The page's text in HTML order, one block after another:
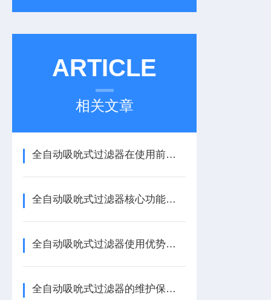
ARTICLE
相关文章
全自动吸吮式过滤器在使用前一定要先来了解下这些
全自动吸吮式过滤器核心功能解析
全自动吸吮式过滤器使用优势分享
全自动吸吮式过滤器的维护保养指南